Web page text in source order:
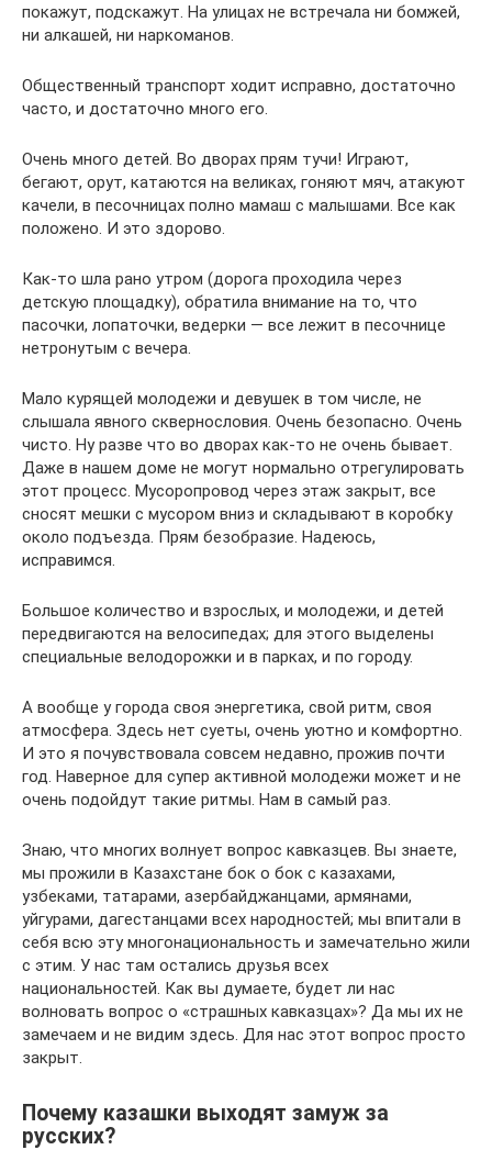
покажут, подскажут. На улицах не встречала ни бомжей,
ни алкашей, ни наркоманов.
Общественный транспорт ходит исправно, достаточно
часто, и достаточно много его.
Очень много детей. Во дворах прям тучи! Играют,
бегают, орут, катаются на великах, гоняют мяч, атакуют
качели, в песочницах полно мамаш с малышами. Все как
положено. И это здорово.
Как-то шла рано утром (дорога проходила через
детскую площадку), обратила внимание на то, что
пасочки, лопаточки, ведерки — все лежит в песочнице
нетронутым с вечера.
Мало курящей молодежи и девушек в том числе, не
слышала явного сквернословия. Очень безопасно. Очень
чисто. Ну разве что во дворах как-то не очень бывает.
Даже в нашем доме не могут нормально отрегулировать
этот процесс. Мусоропровод через этаж закрыт, все
сносят мешки с мусором вниз и складывают в коробку
около подъезда. Прям безобразие. Надеюсь,
исправимся.
Большое количество и взрослых, и молодежи, и детей
передвигаются на велосипедах; для этого выделены
специальные велодорожки и в парках, и по городу.
А вообще у города своя энергетика, свой ритм, своя
атмосфера. Здесь нет суеты, очень уютно и комфортно.
И это я почувствовала совсем недавно, прожив почти
год. Наверное для супер активной молодежи может и не
очень подойдут такие ритмы. Нам в самый раз.
Знаю, что многих волнует вопрос кавказцев. Вы знаете,
мы прожили в Казахстане бок о бок с казахами,
узбеками, татарами, азербайджанцами, армянами,
уйгурами, дагестанцами всех народностей; мы впитали в
себя всю эту многонациональность и замечательно жили
с этим. У нас там остались друзья всех
национальностей. Как вы думаете, будет ли нас
волновать вопрос о «страшных кавказцах»? Да мы их не
замечаем и не видим здесь. Для нас этот вопрос просто
закрыт.
Почему казашки выходят замуж за
русских?